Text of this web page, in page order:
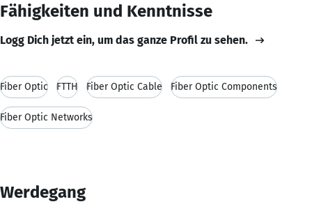
Fähigkeiten und Kenntnisse
Logg Dich jetzt ein, um das ganze Profil zu sehen.
Fiber Optic FTTH Fiber Optic Cable Fiber Optic Components
Fiber Optic Networks
Werdegang